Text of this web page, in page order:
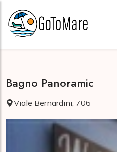
Bagno Panoramic
Viale Bernardini, 706